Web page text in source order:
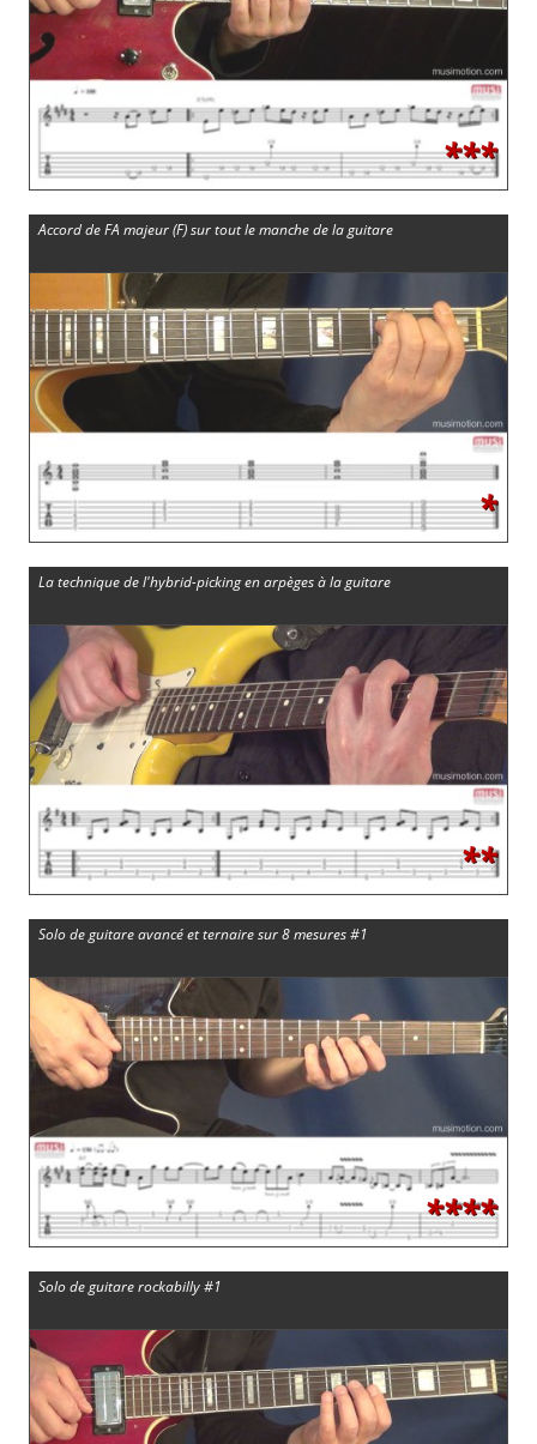
***
Accord de FA majeur (F) sur tout le manche de la guitare
*
La technique de l'hybrid-picking en arpèges à la guitare
**
Solo de guitare avancé et ternaire sur 8 mesures #1
****
Solo de guitare rockabilly #1